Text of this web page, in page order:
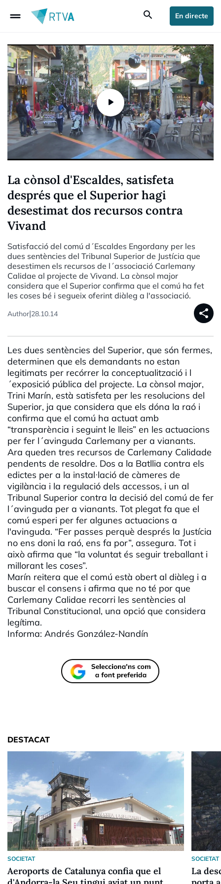
drag_handle search En directe
La cònsol d'Escaldes, satisfeta
després que el Superior hagi
desestimat dos recursos contra
Vivand
Satisfacció del comú d´Escaldes Engordany per les
dues sentències del Tribunal Superior de Justícia que
desestimen els recursos de l´associació Carlemany
Calidae al projecte de Vivand. La cònsol major
considera que el Superior confirma que el comú ha fet
les coses bé i segueix oferint diàleg a l'associació.
Author|28.10.14 share
Les dues sentències del Superior, que són fermes,
determinen que els demandants no estan
legitimats per recórrer la conceptualització i l
´exposició pública del projecte. La cònsol major,
Trini Marín, està satisfeta per les resolucions del
Superior, ja que considera que els dóna la raó i
confirma que el comú ha actuat amb
“transparència i seguint le lleis” en les actuacions
per fer l´avinguda Carlemany per a vianants.
Ara queden tres recursos de Carlemany Calidade
pendents de resoldre. Dos a la Batllia contra els
edictes per a la instal·lació de càmeres de
vigilància i la regulació dels accessos, i un al
Tribunal Superior contra la decisió del comú de fer
l´avinguda per a vianants. Tot plegat fa que el
comú esperi per fer algunes actuacions a
l'avinguda. “Fer passes perquè després la Justícia
no ens doni la raó, ens fa por”, assegura. Tot i
això afirma que “la voluntat és seguir treballant i
millorant les coses”.
Marín reitera que el comú està obert al diàleg i a
buscar el consens i afirma que no té por que
Carlemany Calidae recorri les sentències al
Tribunal Constitucional, una opció que considera
legítima.
Informa: Andrés González-Nandín
DESTACAT
SOCIETAT
Aeroports de Catalunya confia que el
SOCIETAT
La